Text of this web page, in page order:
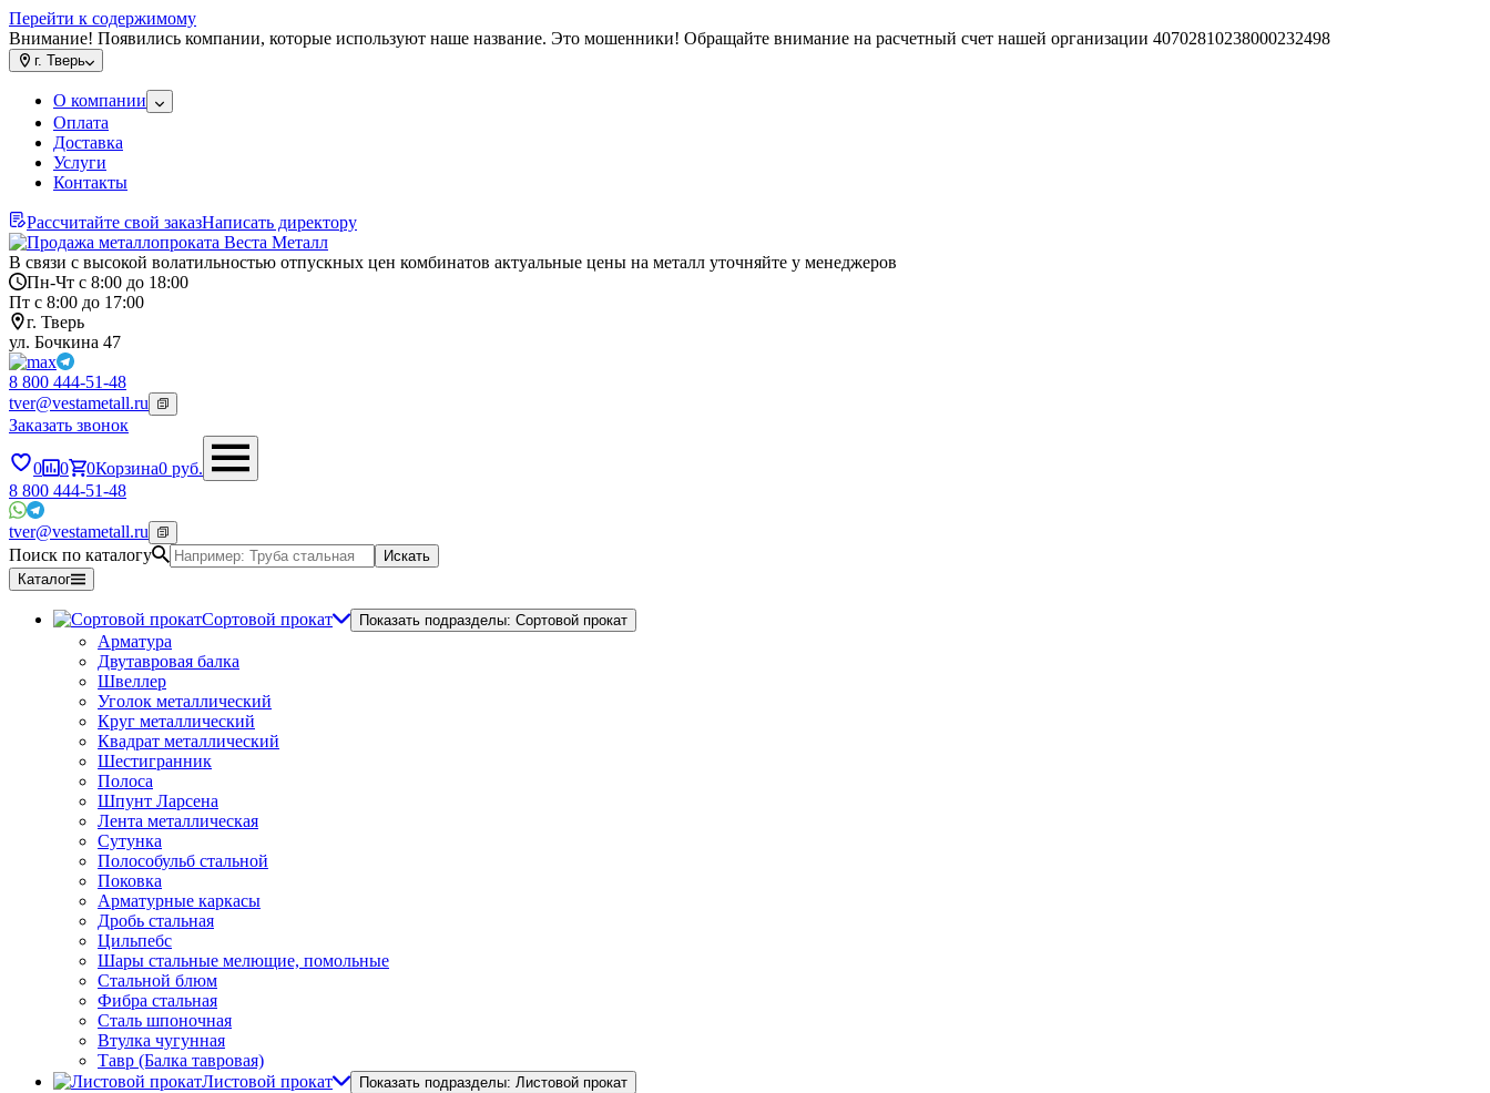
Перейти к содержимому
Внимание! Появились компании, которые используют наше название. Это мошенники! Обращайте внимание на расчетный счет нашей организации 40702810238000232498
г. Тверь
О компании
Оплата
Доставка
Услуги
Контакты
Рассчитайте свой заказНаписать директору
В связи с высокой волатильностью отпускных цен комбинатов актуальные цены на металл уточняйте у менеджеров
Пн-Чт с 8:00 до 18:00
Пт с 8:00 до 17:00
г. Тверь
ул. Бочкина 47
8 800 444-51-48
tver@vestametall.ru
Заказать звонок
0 0 0Корзина0 руб.
8 800 444-51-48
tver@vestametall.ru
Поиск по каталогу
Искать
Каталог
Сортовой прокат Показать подразделы: Сортовой прокат
Арматура
Двутавровая балка
Швеллер
Уголок металлический
Круг металлический
Квадрат металлический
Шестигранник
Полоса
Шпунт Ларсена
Лента металлическая
Сутунка
Полособульб стальной
Поковка
Арматурные каркасы
Дробь стальная
Цильпебс
Шары стальные мелющие, помольные
Стальной блюм
Фибра стальная
Сталь шпоночная
Втулка чугунная
Тавр (Балка тавровая)
Листовой прокат
Показать подразделы: Листовой прокат